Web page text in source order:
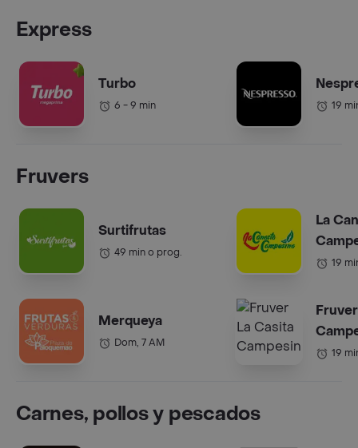
Express
Turbo
6 - 9 min 19
Fruvers
Surtifrutas
49 min o prog.
Merqueya
Dom, 7 AM
La
19
19
Carnes, pollos y pescados